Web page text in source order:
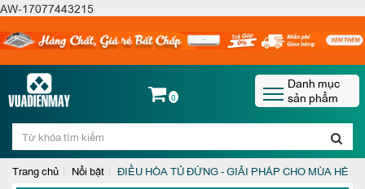
AW-17077443215
0
Danh mục
sản phẩm
Trang chủ Nổi bật ĐIỀU HÒA TỦ ĐỨNG - GIẢI PHÁP CHO MÙA HÈ